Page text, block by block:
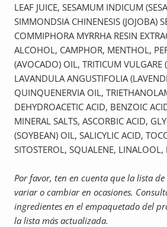
LEAF JUICE, SESAMUM INDICUM
SIMMONDSIA CHINENESIS (JOJOBA)
COMMIPHORA MYRRHA RESIN
ALCOHOL, CAMPHOR, MENTHOL,
(AVOCADO) OIL, TRITICUM VULGARE
LAVANDULA ANGUSTIFOLIA
QUINQUENERVIA OIL,
DEHYDROACETIC ACID, BENZOIC
MINERAL SALTS, ASCORBIC ACID,
(SOYBEAN) OIL, SALICYLIC ACID,
SITOSTEROL, SQUALENE,
Por favor, ten en cuenta que la lista
variar o cambiar en ocasiones.
ingredientes en el empaquetado del
la lista más actualizada.